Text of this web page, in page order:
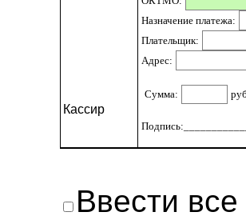
Кассир
Назначение платежа:
Плательщик:
Адрес:
Сумма:
Ввести